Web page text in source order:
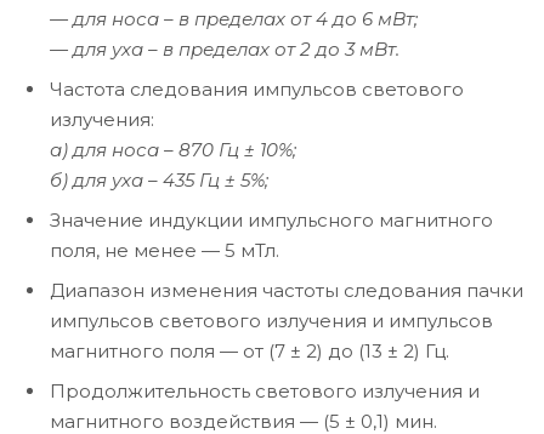
— для носа – в пределах от 4 до 6 мВт;
— для уха – в пределах от 2 до 3 мВт.
Частота следования импульсов светового
излучения:
а) для носа – 870 Гц ± 10%;
б) для уха – 435 Гц ± 5%;
Значение индукции импульсного магнитного
поля, не менее — 5 мТл.
Диапазон изменения частоты следования пачки
импульсов светового излучения и импульсов
магнитного поля — от (7 ± 2) до (13 ± 2) Гц.
Продолжительность светового излучения и
магнитного воздействия — (5 ± 0,1) мин.